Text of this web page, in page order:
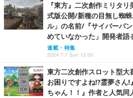
『東方』二次創作ミリタ
式版公開/新種の目無し蜘
ル」の名前/『サイバーパ
めていなかった」開発者語
連載・特集
2024.7.7 Sun 13:00
東方二次創作スロット型大
お困りですよね!?霊夢さ
ちゃん！！』作者と人気同